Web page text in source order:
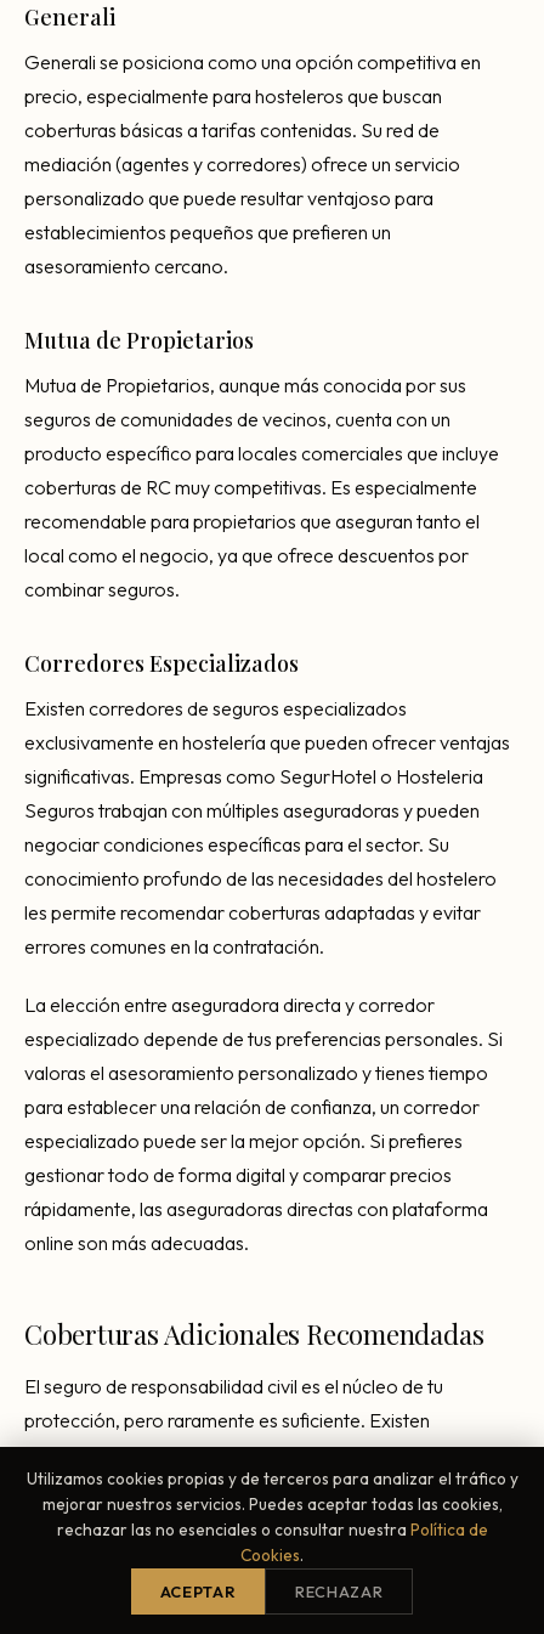
Generali
Generali se posiciona como una opción competitiva en
precio, especialmente para hosteleros que buscan
coberturas básicas a tarifas contenidas. Su red de
mediación (agentes y corredores) ofrece un servicio
personalizado que puede resultar ventajoso para
establecimientos pequeños que prefieren un
asesoramiento cercano.
Mutua de Propietarios
Mutua de Propietarios, aunque más conocida por sus
seguros de comunidades de vecinos, cuenta con un
producto específico para locales comerciales que incluye
coberturas de RC muy competitivas. Es especialmente
recomendable para propietarios que aseguran tanto el
local como el negocio, ya que ofrece descuentos por
combinar seguros.
Corredores Especializados
Existen corredores de seguros especializados
exclusivamente en hostelería que pueden ofrecer ventajas
significativas. Empresas como SegurHotel o Hosteleria
Seguros trabajan con múltiples aseguradoras y pueden
negociar condiciones específicas para el sector. Su
conocimiento profundo de las necesidades del hostelero
les permite recomendar coberturas adaptadas y evitar
errores comunes en la contratación.
La elección entre aseguradora directa y corredor
especializado depende de tus preferencias personales. Si
valoras el asesoramiento personalizado y tienes tiempo
para establecer una relación de confianza, un corredor
especializado puede ser la mejor opción. Si prefieres
gestionar todo de forma digital y comparar precios
rápidamente, las aseguradoras directas con plataforma
online son más adecuadas.
Coberturas Adicionales Recomendadas
El seguro de responsabilidad civil es el núcleo de tu
protección, pero raramente es suficiente. Existen
coberturas complementarias que, aunque no obligatorias,
son altamente recomendables para cualquier negocio
hostelero responsable.
Seguro Multirriesgo del Local
Utilizamos cookies propias y de terceros para analizar el tráfico y
mejorar nuestros servicios. Puedes aceptar todas las cookies,
rechazar las no esenciales o consultar nuestra Política de
Cookies.
ACEPTAR RECHAZAR